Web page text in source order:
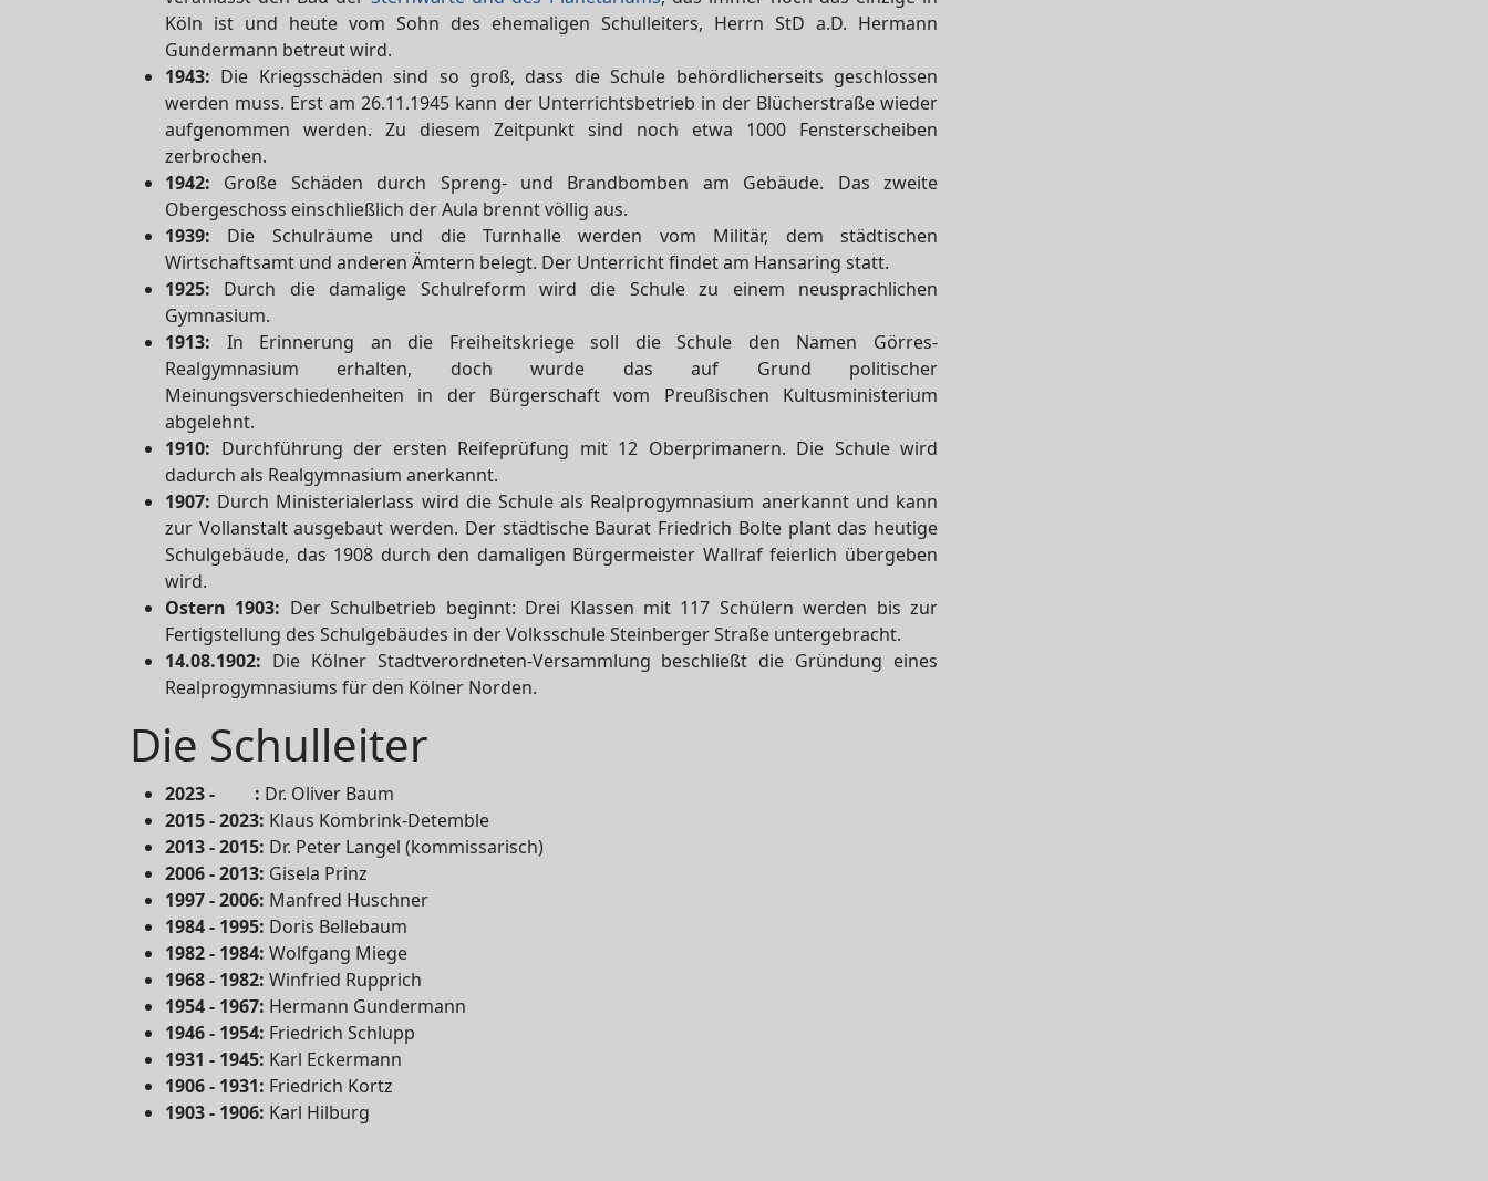
Köln ist und heute vom Sohn des ehemaligen Schulleiters, Herrn StD a.D. Hermann
Gundermann betreut wird.
1943: Die Kriegsschäden sind so groß, dass die Schule behördlicherseits geschlossen
werden muss. Erst am 26.11.1945 kann der Unterrichtsbetrieb in der Blücherstraße wieder
aufgenommen werden. Zu diesem Zeitpunkt sind noch etwa 1000 Fensterscheiben
zerbrochen.
1942: Große Schäden durch Spreng- und Brandbomben am Gebäude. Das zweite
Obergeschoss einschließlich der Aula brennt völlig aus.
1939: Die Schulräume und die Turnhalle werden vom Militär, dem städtischen
Wirtschaftsamt und anderen Ämtern belegt. Der Unterricht findet am Hansaring statt.
1925: Durch die damalige Schulreform wird die Schule zu einem neusprachlichen
Gymnasium.
1913: In Erinnerung an die Freiheitskriege soll die Schule den Namen Görres-
Realgymnasium erhalten, doch wurde das auf Grund politischer
Meinungsverschiedenheiten in der Bürgerschaft vom Preußischen Kultusministerium
abgelehnt.
1910: Durchführung der ersten Reifeprüfung mit 12 Oberprimanern. Die Schule wird
dadurch als Realgymnasium anerkannt.
1907: Durch Ministerialerlass wird die Schule als Realprogymnasium anerkannt und kann
zur Vollanstalt ausgebaut werden. Der städtische Baurat Friedrich Bolte plant das heutige
Schulgebäude, das 1908 durch den damaligen Bürgermeister Wallraf feierlich übergeben
wird.
Ostern 1903: Der Schulbetrieb beginnt: Drei Klassen mit 117 Schülern werden bis zur
Fertigstellung des Schulgebäudes in der Volksschule Steinberger Straße untergebracht.
14.08.1902: Die Kölner Stadtverordneten-Versammlung beschließt die Gründung eines
Realprogymnasiums für den Kölner Norden.
Die Schulleiter
2023 - : Dr. Oliver Baum
2015 - 2023: Klaus Kombrink-Detemble
2013 - 2015: Dr. Peter Langel (kommissarisch)
2006 - 2013: Gisela Prinz
1997 - 2006: Manfred Huschner
1984 - 1995: Doris Bellebaum
1982 - 1984: Wolfgang Miege
1968 - 1982: Winfried Rupprich
1954 - 1967: Hermann Gundermann
1946 - 1954: Friedrich Schlupp
1931 - 1945: Karl Eckermann
1906 - 1931: Friedrich Kortz
1903 - 1906: Karl Hilburg